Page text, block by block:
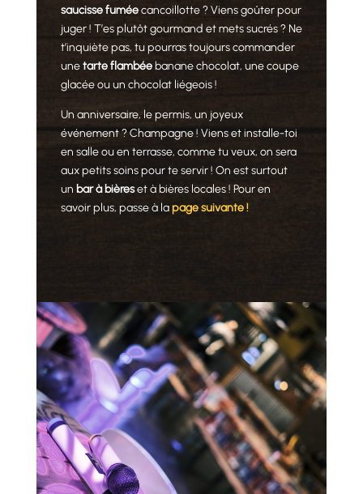
saucisse fuméecancoillotte ? Viens goûter pour
juger ! T’es plutôt gourmand et mets sucrés ? Ne
t’inquiète pas, tu pourras toujours commander
unetarte flambéebanane chocolat, une coupe
glacée ou un chocolat liégeois !
Un anniversaire, le permis, un joyeux
événement ? Champagne ! Viens et installe-toi
en salle ou en terrasse, comme tu veux, on sera
aux petits soins pour te servir ! On est surtout
un bar à bièreset à bières locales ! Pour en
savoir plus, passe à lapage suivante !